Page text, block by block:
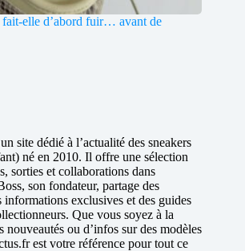
elle d’abord fuir… avant de
site dédié à l’actualité des sneakers
né en 2010. Il offre une sélection
sorties et collaborations dans
son fondateur, partage des
informations exclusives et des guides
Que vous soyez à la
nouveautés ou d’infos sur des modèles
est votre référence pour tout ce